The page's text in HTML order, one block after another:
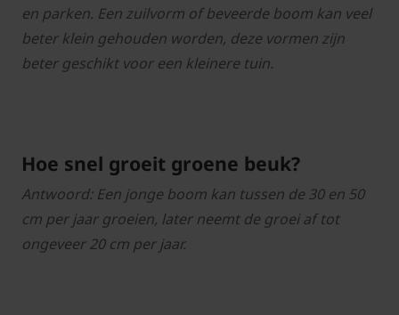
en parken. Een zuilvorm of beveerde boom kan veel
beter klein gehouden worden, deze vormen zijn
beter geschikt voor een kleinere tuin.
Hoe snel groeit groene beuk?
Antwoord: Een jonge boom kan tussen de 30 en 50
cm per jaar groeien, later neemt de groei af tot
ongeveer 20 cm per jaar.